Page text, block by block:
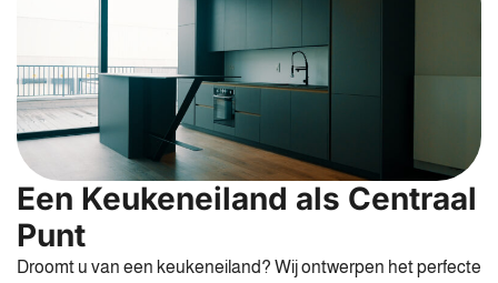
Een Keukeneiland als Centraal
Punt
Droomt u van een keukeneiland? Wij ontwerpen het perfecte